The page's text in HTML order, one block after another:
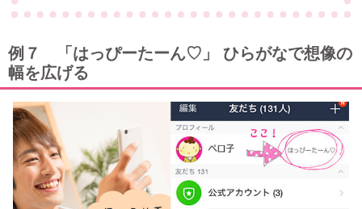
例７ 「はっぴーたーん♡」 ひらがなで想像の
幅を広げる